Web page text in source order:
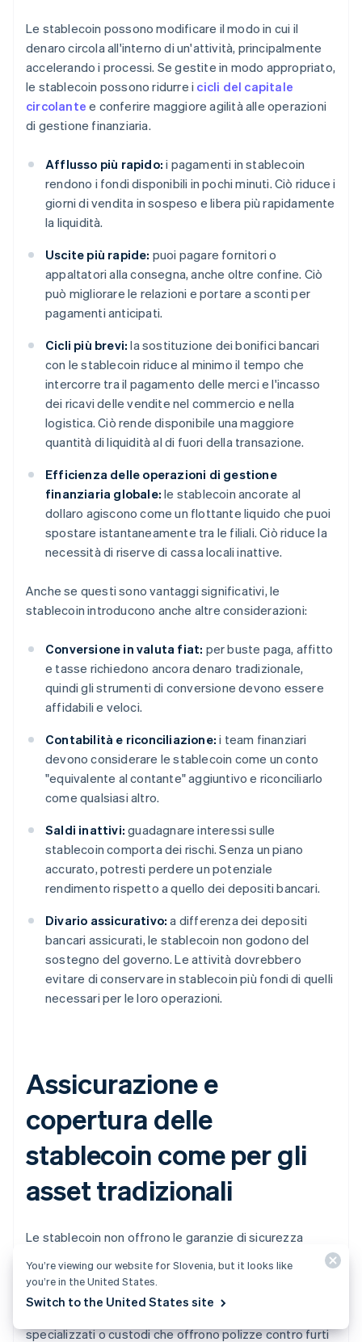
Le stablecoin possono modificare il modo in cui il
denaro circola all'interno di un'attività, principalmente
accelerando i processi. Se gestite in modo appropriato,
le stablecoin possono ridurre i cicli del capitale
circolante e conferire maggiore agilità alle operazioni
di gestione finanziaria.
Afflusso più rapido: i pagamenti in stablecoin
rendono i fondi disponibili in pochi minuti. Ciò riduce i
giorni di vendita in sospeso e libera più rapidamente
la liquidità.
Uscite più rapide: puoi pagare fornitori o
appaltatori alla consegna, anche oltre confine. Ciò
può migliorare le relazioni e portare a sconti per
pagamenti anticipati.
Cicli più brevi: la sostituzione dei bonifici bancari
con le stablecoin riduce al minimo il tempo che
intercorre tra il pagamento delle merci e l'incasso
dei ricavi delle vendite nel commercio e nella
logistica. Ciò rende disponibile una maggiore
quantità di liquidità al di fuori della transazione.
Efficienza delle operazioni di gestione
finanziaria globale: le stablecoin ancorate al
dollaro agiscono come un flottante liquido che puoi
spostare istantaneamente tra le filiali. Ciò riduce la
necessità di riserve di cassa locali inattive.
Anche se questi sono vantaggi significativi, le
stablecoin introducono anche altre considerazioni:
Conversione in valuta fiat: per buste paga, affitto
e tasse richiedono ancora denaro tradizionale,
quindi gli strumenti di conversione devono essere
affidabili e veloci.
Contabilità e riconciliazione: i team finanziari
devono considerare le stablecoin come un conto
"equivalente al contante" aggiuntivo e riconciliarlo
come qualsiasi altro.
Saldi inattivi: guadagnare interessi sulle
stablecoin comporta dei rischi. Senza un piano
accurato, potresti perdere un potenziale
rendimento rispetto a quello dei depositi bancari.
Divario assicurativo: a differenza dei depositi
bancari assicurati, le stablecoin non godono del
sostegno del governo. Le attività dovrebbero
evitare di conservare in stablecoin più fondi di quelli
necessari per le loro operazioni.
Assicurazione e
copertura delle
stablecoin come per gli
asset tradizionali
Le stablecoin non offrono le garanzie di sicurezza
fornite dalle banche. Non esiste un'assicurazione FDIC
in caso di fallimento della società emittente o di
attacco hacker del proprio wallet. Alcune attività
specializzati o custodi che offrono polizze contro furti
You’re viewing our website for Slovenia, but it looks like
you’re in the United States.
Switch to the United States site